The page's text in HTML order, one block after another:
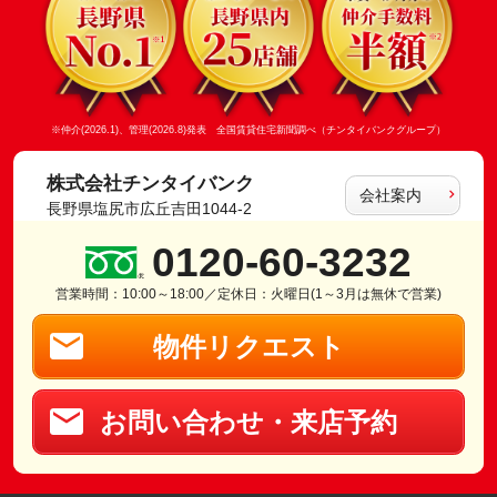
※仲介(2026.1)、管理(2026.8)発表 全国賃貸住宅新聞調べ（チンタイバンクグループ）
株式会社チンタイバンク
長野県塩尻市広丘吉田1044-2
会社案内
0120-60-3232
営業時間：10:00～18:00／定休日：火曜日(1～3月は無休で営業)
物件リクエスト
お問い合わせ・来店予約